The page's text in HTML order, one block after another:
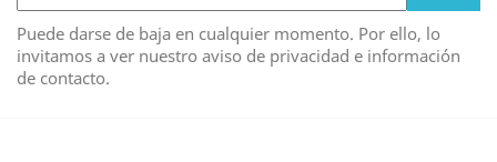
Puede darse de baja en cualquier momento. Por ello, lo
invitamos a ver nuestro aviso de privacidad e información
de contacto.